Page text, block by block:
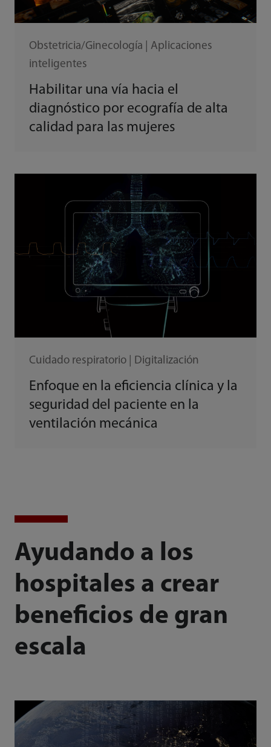
Obstetricia/Ginecología | Aplicaciones
inteligentes
Habilitar una vía hacia el
diagnóstico por ecografía de alta
calidad para las mujeres
Cuidado respiratorio | Digitalización
Enfoque en la eficiencia clínica y la
seguridad del paciente en la
ventilación mecánica
Ayudando a los
hospitales a crear
beneficios de gran
escala